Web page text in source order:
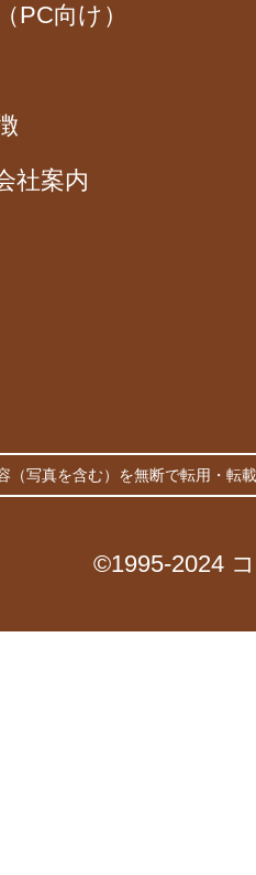
PC向け）
社案内
（写真を含む）を無断で転用・転
©1995-2024